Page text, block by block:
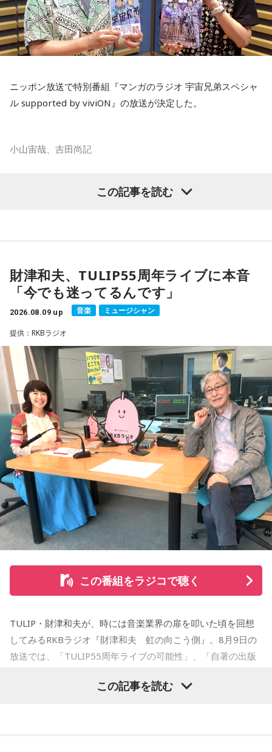
ニッポン放送で特別番組『マンガのラジオ 宇宙兄弟スペシャ
ル supported by viviON』の放送が決定した。
小山宙哉、吉田尚記
パーソナリティを務め、漫画にまつわるゲストを迎えるポッ
18年に及ぶ「宇宙兄弟」の連載完結のタイミングでの出演と
なり、「宇宙兄弟」誕生のエピソードや「キャラクターに出
会う」というキャラクター造形について、ストーリーの発想
小山宙哉をゲストに迎える特別番組『マンガのラジオ 宇宙兄
弟スペシャル supported by viviON』は8月16日（日）19時
から放送。放送後には、地上波本編で未公開の音源を含むデ
ィレクターズカット版のポッドキャスト配信も予定してい
る。
【小山宙哉プロフィール】
1978年生 京都府出身 京都市立銅駝美術工芸高等学校（現：
京都市立美術工芸高等学校）、大阪市立デザイン教育研究所
卒業。デザイン会社勤務を経て、「モーニング」に持ち込み
をした『ジジジイ』で第14回MANGA OPEN審査委員賞（わ
たせせいぞう賞）受賞。『劇団JET’S』で第15回MANGA
OPEN大賞受賞。2006年『ハルジャン』『ジジジイ-GGG-』
を連載。
2007年12月、初の週刊連載作品『宇宙兄弟』連載開始。同作
で2010年 第56回小学館漫画賞一般向け部門、2011年 第35回
講談社漫画賞一般部門、2014年 手塚治虫文化賞読者賞を受
賞。TVアニメ、実写映画等、多くのメディアミックスを果た
この記事を読む
財津和夫、TULIP55周年ライブに本音
「今でも迷ってるんです」
2026.08.09 up 音楽 ミュージシャン
提供：RKBラジオ
この番組をラジコで聴く
TULIP・財津和夫が、時には音楽業界の扉を叩いた頃を回想
してみるRKBラジオ『財津和夫 虹の向こう側』。8月9日の
放送では、「TULIP55周年ライブの可能性」、「自著の出版
た古今のトピックスが盛りだくさんです。
この記事を読む